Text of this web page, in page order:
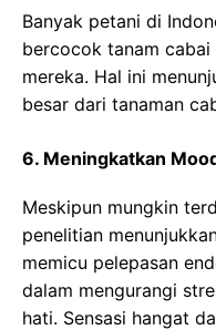
Banyak petani di
bercocok tanam
mereka. Hal ini
besar dari tanaman
6. Meningkatkan
Meskipun mungkin
penelitian
memicu pelepasan
dalam mengurangi
hati. Sensasi hangat